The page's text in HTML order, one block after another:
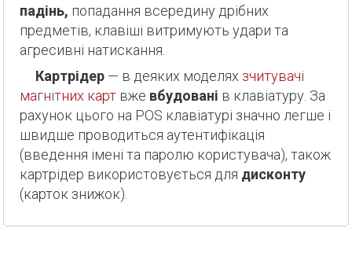
падінь, попадання всередину дрібних
предметів, клавіші витримують удари та
агресивні натискання.
Картрідер — в деяких моделях зчитувачі
магнітних карт вже вбудовані в клавіатуру. За
рахунок цього на POS клавіатурі значно легше і
швидше проводиться аутентифікація
(введення імені та паролю користувача), також
картрідер використовується для дисконту
(карток знижок).